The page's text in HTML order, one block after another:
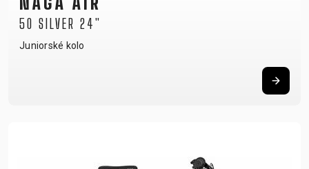
50 SILVER 24"
Juniorské kolo